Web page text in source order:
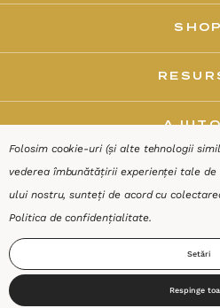
SHOP
Folosim cookie-uri (și alte tehnologii
vederea îmbunătățirii experienței tale de
ului nostru, sunteți de acord cu
Politica de confidențialitate.
Setări
Respinge